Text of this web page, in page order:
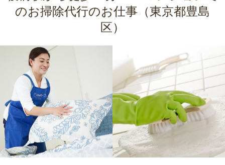
のお掃除代行のお仕事（東京都豊島
区）